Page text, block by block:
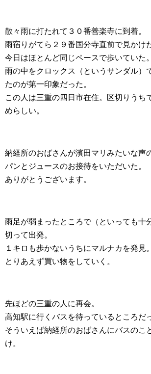
散々雨に打たれて３０番善楽寺に到着。
雨宿りがてら２９番国分寺直前で見かけ
今日はほとんど同じペースで歩いていた。
雨の中をクロックス（というサンダル）
たのが第一印象だった。
この人は三重の四日市在住。区切りうち
めらしい。
納経所のおばさんが濱田マリみたいな声
パンとジュースのお接待をいただいた。
ありがとうございます。
雨足が弱まったところで（といっても十
切って出発。
１キロも歩かないうちにマルナカを発見。
とりあえず買い物をしていく。
先ほどの三重の人に再会。
高知駅に行くバスを待っているところだ
そういえば納経所のおばさんにバスのこ
け。